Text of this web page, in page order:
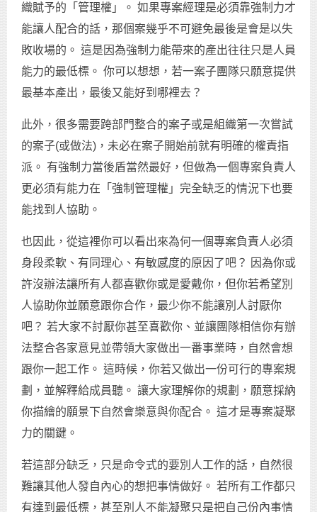
織賦予的「管理權」。 如果專案經理是必須靠強制力才
能讓人配合的話，那個案幾乎不可避免最後是會是以失
敗收場的。 這是因為強制力能帶來的產出往往只是人員
能力的最低標。 你可以想想，若一案子團隊只願意提供
最基本產出，最後又能好到哪裡去？
此外，很多需要跨部門整合的案子或是組織第一次嘗試
的案子(或做法)，未必在案子開始前就有明確的權責指
派。 有強制力當後盾當然最好，但做為一個專案負責人
更必須有能力在「強制管理權」完全缺乏的情況下也要
能找到人協助。
也因此，從這裡你可以看出來為何一個專案負責人必須
身段柔軟、有同理心、有敏感度的原因了吧？ 因為你或
許沒辦法讓所有人都喜歡你或是愛戴你，但你若希望別
人協助你並願意跟你合作，最少你不能讓別人討厭你
吧？ 若大家不討厭你甚至喜歡你、並讓團隊相信你有辦
法整合各家意見並帶領大家做出一番事業時，自然會想
跟你一起工作。 這時候，你若又做出一份可行的專案規
劃，並解釋給成員聽。 讓大家理解你的規劃，願意採納
你描繪的願景下自然會樂意與你配合。 這才是專案凝聚
力的關鍵。
若這部分缺乏，只是命令式的要別人工作的話，自然很
難讓其他人發自內心的想把事情做好。 若所有工作都只
有達到最低標，甚至別人不能凝聚只是把自己份內事情